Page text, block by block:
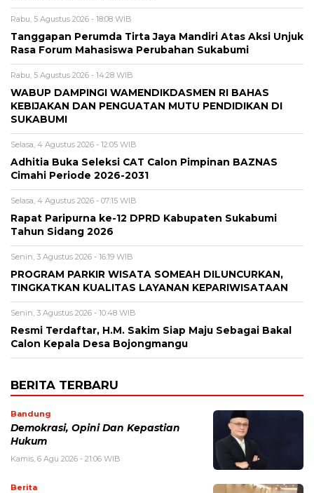
Rabu, 5 Agustus 2026 - 18:08 WIB
Tanggapan Perumda Tirta Jaya Mandiri Atas Aksi Unjuk
Rasa Forum Mahasiswa Perubahan Sukabumi
Rabu, 5 Agustus 2026 - 14:28 WIB
WABUP DAMPINGI WAMENDIKDASMEN RI BAHAS
KEBIJAKAN DAN PENGUATAN MUTU PENDIDIKAN DI
SUKABUMI
Selasa, 4 Agustus 2026 - 12:05 WIB
Adhitia Buka Seleksi CAT Calon Pimpinan BAZNAS
Cimahi Periode 2026-2031
Selasa, 4 Agustus 2026 - 07:15 WIB
Rapat Paripurna ke-12 DPRD Kabupaten Sukabumi
Tahun Sidang 2026
Senin, 3 Agustus 2026 - 16:19 WIB
PROGRAM PARKIR WISATA SOMEAH DILUNCURKAN,
TINGKATKAN KUALITAS LAYANAN KEPARIWISATAAN
Senin, 3 Agustus 2026 - 10:48 WIB
Resmi Terdaftar, H.M. Sakim Siap Maju Sebagai Bakal
Calon Kepala Desa Bojongmangu
BERITA TERBARU
Bandung
Demokrasi, Opini Dan Kepastian
Hukum
Kamis, 6 Agu 2026 - 21:06 WIB
Berita